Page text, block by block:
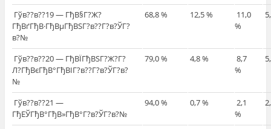
Гўв??в??19 — ГђВ§Г?Ж?
ГђВґГђВ·ГђВµГђВЅГ?в??Г?в?ЎГ?
в?№
68,8 % 12,5 %
11,0
%
Гўв??в??20 — ГђВЇГђВЅГ?Ж?Г?
Л?ГђВєГђВ°ГђВІГ?в??Г?в?ЎГ?в?
№
79,0 % 4,8 %
8,7
%
Гўв??в??21 —
ГђЕЎГђВ°ГђВ»ГђВ°Г?в?ЎГ?в?№
94,0 % 0,7 %
2,1
%